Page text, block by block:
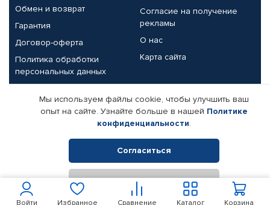
Войти Избранное Сравнение Корзина
Каталог
Обмен и возврат
Гарантия
Договор-оферта
Политика обработки
персональных данных
Согласие на получение
рекламы
О нас
Карта сайта
Партнерам
Корпоративным клиентам
Поставщикам
Реквизиты компании
© КАМАЗ ЦЕНТР ДОНЕЦК, 2015-2026. Все права защищены.
Интернет-магазин автомобильных товаров Автопрофи.
Мы используем файлы cookie, чтобы улучшить ваш
опыт на сайте. Узнайте больше в нашей Политике
конфиденциальности.
Согласиться
Отклонить